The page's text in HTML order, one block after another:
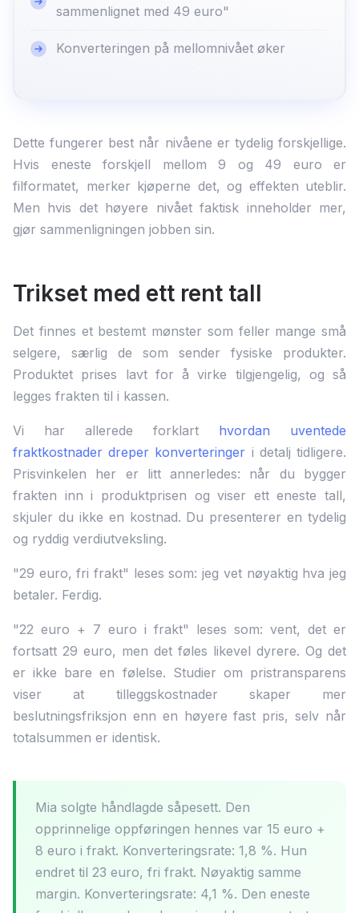
sammenlignet med 49 euro"
Konverteringen på mellomnivået øker
Dette fungerer best når nivåene er tydelig forskjellige.
Hvis eneste forskjell mellom 9 og 49 euro er
filformatet, merker kjøperne det, og effekten uteblir.
Men hvis det høyere nivået faktisk inneholder mer,
gjør sammenligningen jobben sin.
Trikset med ett rent tall
Det finnes et bestemt mønster som feller mange små
selgere, særlig de som sender fysiske produkter.
Produktet prises lavt for å virke tilgjengelig, og så
legges frakten til i kassen.
Vi har allerede forklart hvordan uventede
fraktkostnader dreper konverteringer i detalj tidligere.
Prisvinkelen her er litt annerledes: når du bygger
frakten inn i produktprisen og viser ett eneste tall,
skjuler du ikke en kostnad. Du presenterer en tydelig
og ryddig verdiutveksling.
"29 euro, fri frakt" leses som: jeg vet nøyaktig hva jeg
betaler. Ferdig.
"22 euro + 7 euro i frakt" leses som: vent, det er
fortsatt 29 euro, men det føles likevel dyrere. Og det
er ikke bare en følelse. Studier om pristransparens
viser at tilleggskostnader skaper mer
beslutningsfriksjon enn en høyere fast pris, selv når
totalsummen er identisk.
Mia solgte håndlagde såpesett. Den
opprinnelige oppføringen hennes var 15 euro +
8 euro i frakt. Konverteringsrate: 1,8 %. Hun
endret til 23 euro, fri frakt. Nøyaktig samme
margin. Konverteringsrate: 4,1 %. Den eneste